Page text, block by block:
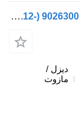
جهاز التدفئة مرسيدس بنز، ويباستو أكتروس mp4 1843 (01.12-) 9026300C لـ السيارات القاطرة Mercedes-Benz Actros MP4 Antos Arocs (2012-)